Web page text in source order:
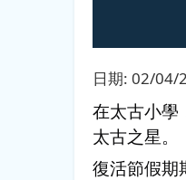
日期: 02/04/
在太古小學
太古之星。
復活節假期